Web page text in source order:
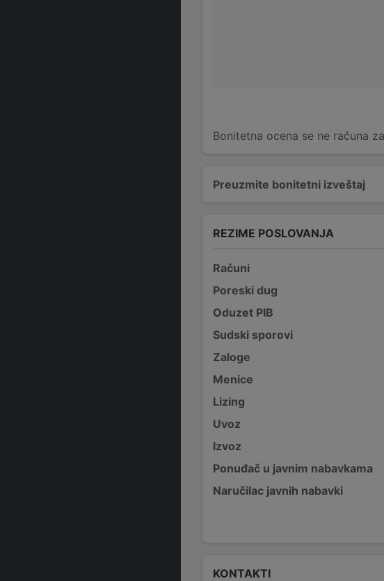
Preuzmite bonitetni izveštaj
Bonitetna ocena se ne računa
REZIME POSLOVANJA
Računi
Poreski dug
Oduzet PIB
Sudski sporovi
Zaloge
Menice
Lizing
Uvoz
Izvoz
Ponuđač u javnim nabavkama
Naručilac javnih nabavki
KONTAKTI